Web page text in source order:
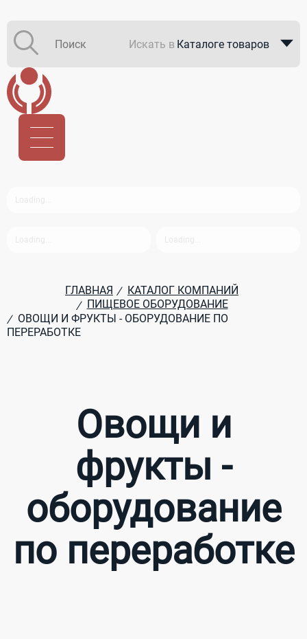
Искать в Каталоге товаров
ГЛАВНАЯ / КАТАЛОГ КОМПАНИЙ
/
ПИЩЕВОЕ ОБОРУДОВАНИЕ
/ ОВОЩИ И ФРУКТЫ - ОБОРУДОВАНИЕ ПО
ПЕРЕРАБОТКЕ
Овощи и
фрукты -
оборудование
по переработке